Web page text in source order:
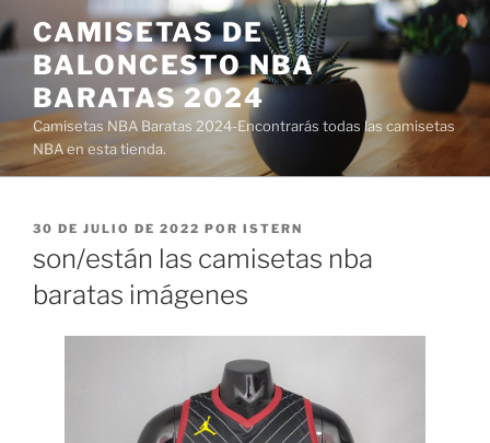
al
contenido
CAMISETAS DE
BALONCESTO NBA
BARATAS 2024
Camisetas NBA Baratas 2024-Encontrarás todas las camisetas
NBA en esta tienda.
PUBLICADO
30 DE JULIO DE 2022 POR ISTERN
son/están las camisetas nba
baratas imágenes